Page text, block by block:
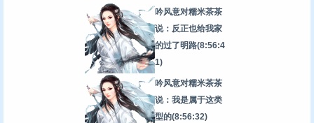
吟风意对糯米茶茶
说：反正也给我家
的过了明路(8:56:4
1)
吟风意对糯米茶茶
说：我是属于这类
型的(8:56:32)